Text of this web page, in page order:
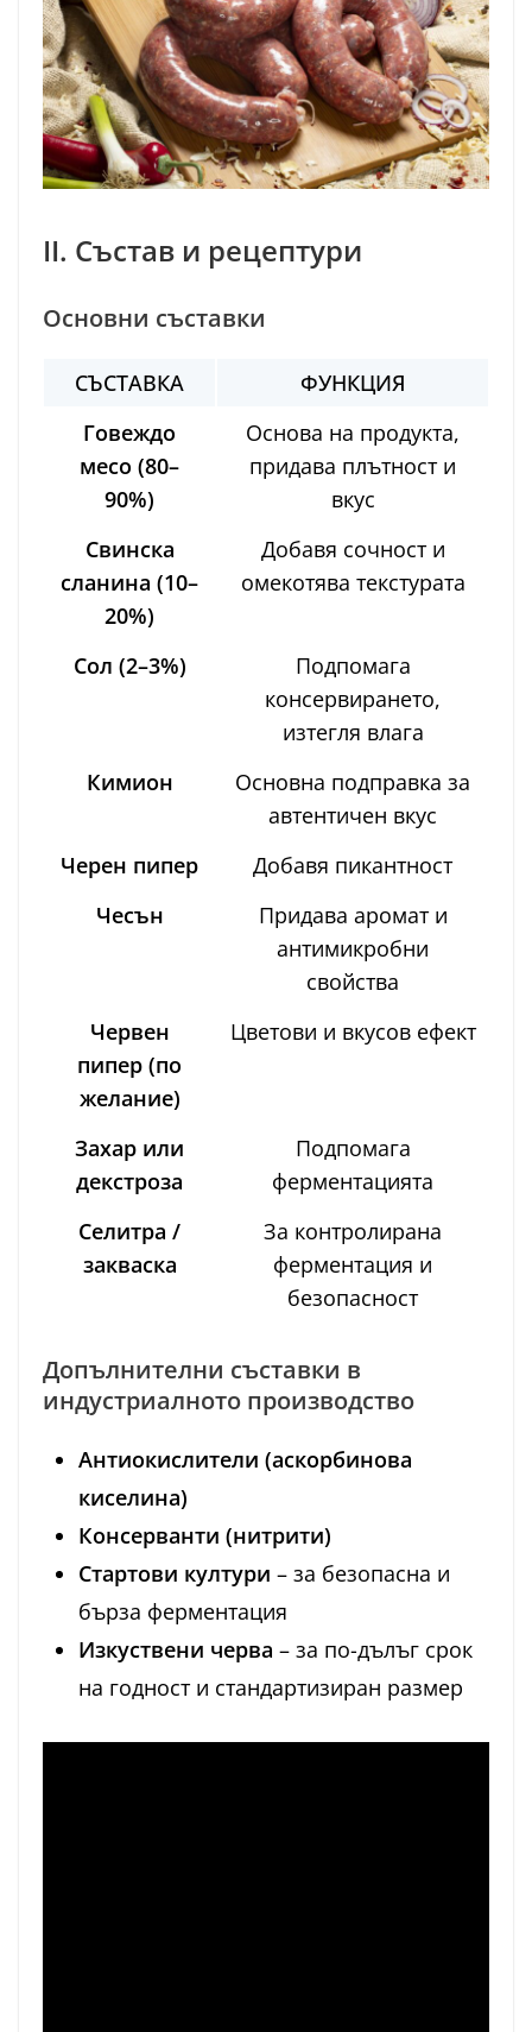
II. Състав и рецептури
Основни съставки
СЪСТАВКА
ФУНКЦИЯ
Говеждо
месо (80–
90%)
Основа на продукта,
придава плътност и
вкус
Свинска
сланина (10–
20%)
Добавя сочност и
омекотява текстурата
Сол (2–3%)
Подпомага
консервирането,
изтегля влага
Кимион
Основна подправка за
автентичен вкус
Черен пипер
Добавя пикантност
Чесън
Придава аромат и
антимикробни
свойства
Червен
пипер (по
желание)
Цветови и вкусов ефект
Захар или
декстроза
Подпомага
ферментацията
Селитра /
закваска
За контролирана
ферментация и
безопасност
Допълнителни съставки в
индустриалното производство
Антиокислители (аскорбинова
киселина)
Консерванти (нитрити)
Стартови култури – за безопасна и
бърза ферментация
Изкуствени черва – за по-дълъг срок
на годност и стандартизиран размер